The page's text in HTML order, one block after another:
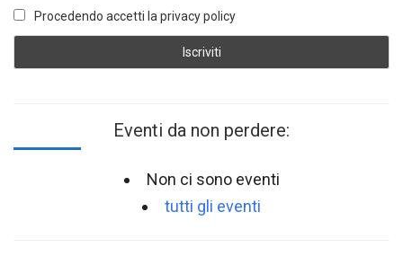
Procedendo accetti la privacy policy
Eventi da non perdere:
Non ci sono eventi
tutti gli eventi